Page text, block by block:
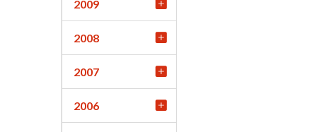
2009
2008
2007
2006